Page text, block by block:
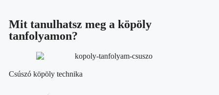
Mit tanulhatsz meg a köpöly
tanfolyamon?
Csúszó köpöly technika